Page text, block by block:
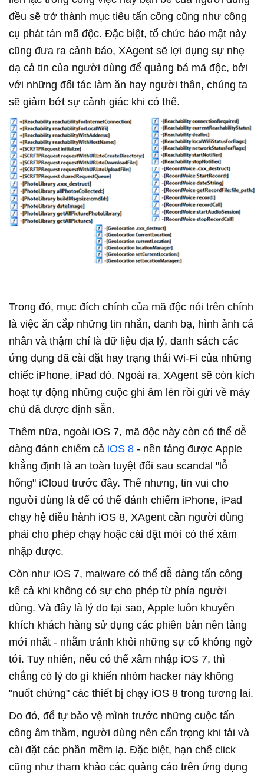
đều sẽ trở thành mục tiêu tấn công cũng như công
cụ phát tán mã độc. Đặc biệt, tổ chức bảo mật này
cũng đưa ra cảnh báo, XAgent sẽ lợi dụng sự nhẹ
dạ cả tin của người dùng để quảng bá mã độc, bởi
với những đối tác làm ăn hay người thân, chúng ta
sẽ giảm bớt sự cảnh giác khi có thể.
Trong đó, mục đích chính của mã độc nói trên chính
là việc ăn cắp những tin nhắn, danh bạ, hình ảnh cá
nhân và thậm chí là dữ liệu địa lý, danh sách các
ứng dụng đã cài đặt hay trạng thái Wi-Fi của những
chiếc iPhone, iPad đó. Ngoài ra, XAgent sẽ còn kích
hoạt tự động những cuộc ghi âm lén rồi gửi về máy
chủ đã được định sẵn.
Thêm nữa, ngoài iOS 7, mã độc này còn có thể dễ
dàng đánh chiếm cả iOS 8 - nền tảng được Apple
khẳng định là an toàn tuyệt đối sau scandal "lỗ
hổng" iCloud trước đây. Thế nhưng, tin vui cho
người dùng là để có thể đánh chiếm iPhone, iPad
chạy hệ điều hành iOS 8, XAgent cần người dùng
phải cho phép chạy hoặc cài đặt mới có thể xâm
nhập được.
Còn như iOS 7, malware có thể dễ dàng tấn công
kể cả khi không có sự cho phép từ phía người
dùng. Và đây là lý do tại sao, Apple luôn khuyến
khích khách hàng sử dụng các phiên bản nền tảng
mới nhất - nhằm tránh khỏi những sự cố không ngờ
tới. Tuy nhiên, nếu có thể xâm nhập iOS 7, thì
chẳng có lý do gì khiến nhóm hacker này không
"nuốt chửng" các thiết bị chạy iOS 8 trong tương lai.
Do đó, để tự bảo vệ mình trước những cuộc tấn
công âm thầm, người dùng nên cẩn trọng khi tải và
cài đặt các phần mềm lạ. Đặc biệt, hạn chế click
cũng như tham khảo các quảng cáo trên ứng dụng